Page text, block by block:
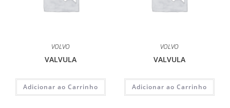
VOLVO
VALVULA
Adicionar ao Carrinho
VOLVO
VALVULA
Adicionar ao Carrinho